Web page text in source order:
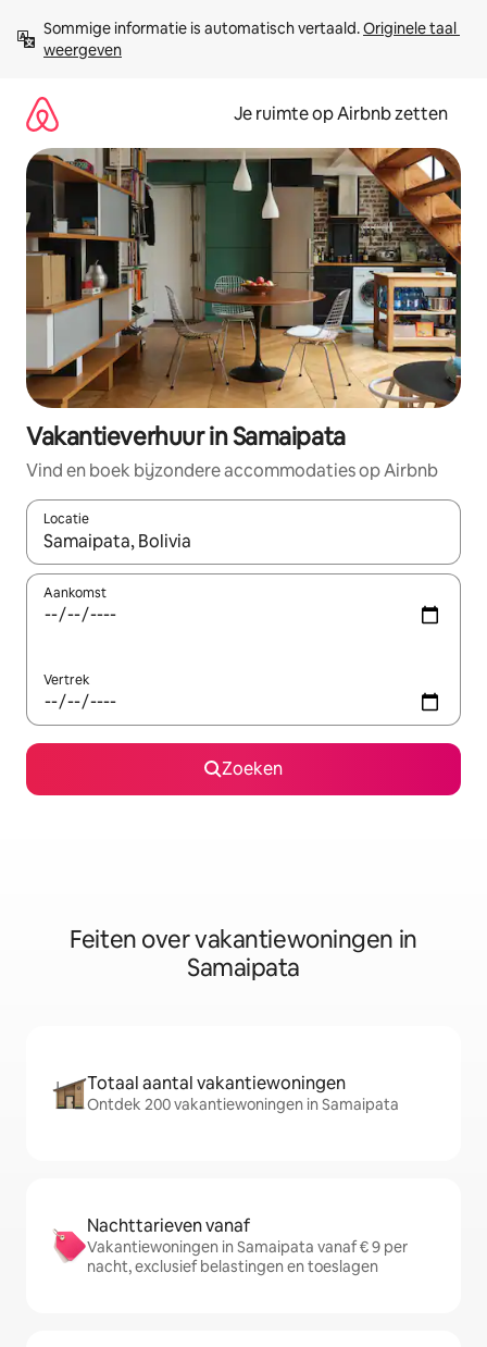
direct
naar
Sommige informatie is automatisch vertaald. Originele taal
weergeven
Je ruimte op Airbnb zetten
Vakantieverhuur in Samaipata
Vind en boek bijzondere accommodaties op Airbnb
Locatie
Wanneer er suggesties beschikbaar zijn, maak je een keuze
Aankomst
Vertrek
Zoeken
Feiten over vakantiewoningen in
Samaipata
Totaal aantal vakantiewoningen
Ontdek 200 vakantiewoningen in Samaipata
Nachttarieven vanaf
Vakantiewoningen in Samaipata vanaf € 9 per
nacht, exclusief belastingen en toeslagen